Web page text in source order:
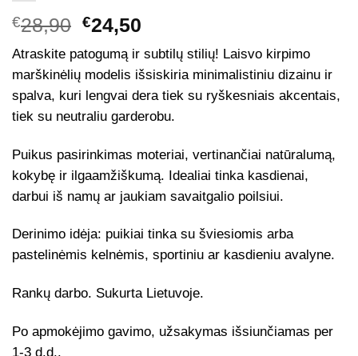
€28,90 Original
price
was:
€28,90.
€24,50
price
is:
€24,50.
Atraskite patogumą ir subtilų stilių! Laisvo kirpimo
marškinėlių modelis išsiskiria minimalistiniu dizainu ir
spalva, kuri lengvai dera tiek su ryškesniais akcentais,
tiek su neutraliu garderobu.
Puikus pasirinkimas moteriai, vertinančiai natūralumą,
kokybę ir ilgaamžiškumą. Idealiai tinka kasdienai,
darbui iš namų ar jaukiam savaitgalio poilsiui.
Derinimo idėja: puikiai tinka su šviesiomis arba
pastelinėmis kelnėmis, sportiniu ar kasdieniu avalyne.
Rankų darbo. Sukurta Lietuvoje.
Po apmokėjimo gavimo, užsakymas išsiunčiamas per
1-3 d.d..